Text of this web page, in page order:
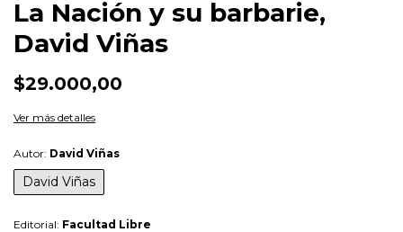
La Nación y su barbarie,
David Viñas
$29.000,00
Ver más detalles
Autor: David Viñas
David Viñas
Editorial: Facultad Libre